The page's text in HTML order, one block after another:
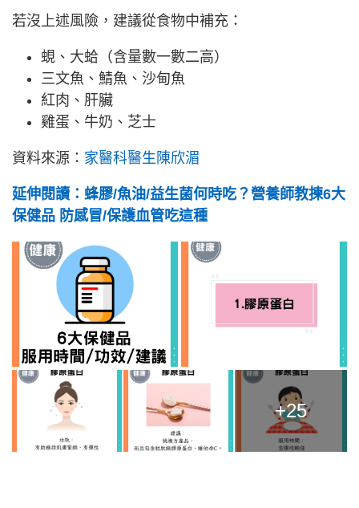
若沒上述風險，建議從食物中補充：
蜆、大蛤（含量數一數二高）
三文魚、鯖魚、沙甸魚
紅肉、肝臟
雞蛋、牛奶、芝士
資料來源： 家醫科醫生陳欣湄
延伸閱讀：蜂膠/魚油/益生菌何時吃？營養師教揀6大
保健品 防感冒/保護血管吃這種
+25